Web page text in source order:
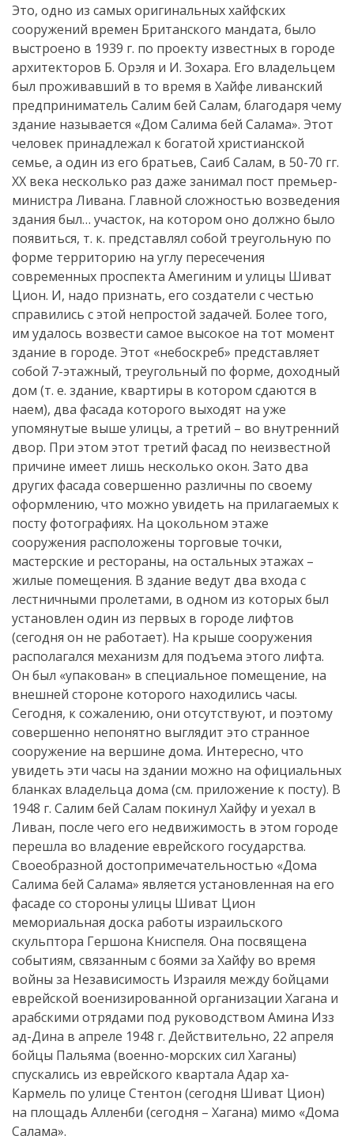
Это, одно из самых оригинальных хайфских
сооружений времен Британского мандата, было
выстроено в 1939 г. по проекту известных в городе
архитекторов Б. Орэля и И. Зохара. Его владельцем
был проживавший в то время в Хайфе ливанский
предприниматель Салим бей Салам, благодаря чему
здание называется «Дом Салима бей Салама». Этот
человек принадлежал к богатой христианской
семье, а один из его братьев, Саиб Салам, в 50-70 гг.
ХХ века несколько раз даже занимал пост премьер-
министра Ливана. Главной сложностью возведения
здания был… участок, на котором оно должно было
появиться, т. к. представлял собой треугольную по
форме территорию на углу пересечения
современных проспекта Амегиним и улицы Шиват
Цион. И, надо признать, его создатели с честью
справились с этой непростой задачей. Более того,
им удалось возвести самое высокое на тот момент
здание в городе. Этот «небоскреб» представляет
собой 7-этажный, треугольный по форме, доходный
дом (т. е. здание, квартиры в котором сдаются в
наем), два фасада которого выходят на уже
упомянутые выше улицы, а третий – во внутренний
двор. При этом этот третий фасад по неизвестной
причине имеет лишь несколько окон. Зато два
других фасада совершенно различны по своему
оформлению, что можно увидеть на прилагаемых к
посту фотографиях. На цокольном этаже
сооружения расположены торговые точки,
мастерские и рестораны, на остальных этажах –
жилые помещения. В здание ведут два входа с
лестничными пролетами, в одном из которых был
установлен один из первых в городе лифтов
(сегодня он не работает). На крыше сооружения
располагался механизм для подъема этого лифта.
Он был «упакован» в специальное помещение, на
внешней стороне которого находились часы.
Сегодня, к сожалению, они отсутствуют, и поэтому
совершенно непонятно выглядит это странное
сооружение на вершине дома. Интересно, что
увидеть эти часы на здании можно на официальных
бланках владельца дома (см. приложение к посту). В
1948 г. Салим бей Салам покинул Хайфу и уехал в
Ливан, после чего его недвижимость в этом городе
перешла во владение еврейского государства.
Своеобразной достопримечательностью «Дома
Салима бей Салама» является установленная на его
фасаде со стороны улицы Шиват Цион
мемориальная доска работы израильского
скульптора Гершона Книспеля. Она посвящена
событиям, связанным с боями за Хайфу во время
войны за Независимость Израиля между бойцами
еврейской военизированной организации Хагана и
арабскими отрядами под руководством Амина Изз
ад-Дина в апреле 1948 г. Действительно, 22 апреля
бойцы Пальяма (военно-морских сил Хаганы)
спускались из еврейского квартала Адар ха-
Кармель по улице Стентон (сегодня Шиват Цион)
на площадь Алленби (сегодня – Хагана) мимо «Дома
Салама».